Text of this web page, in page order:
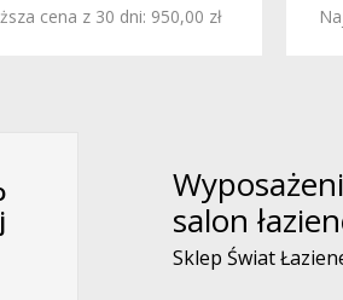
cena z 30 dni: 950,00 zł
salon
Sklep Świat